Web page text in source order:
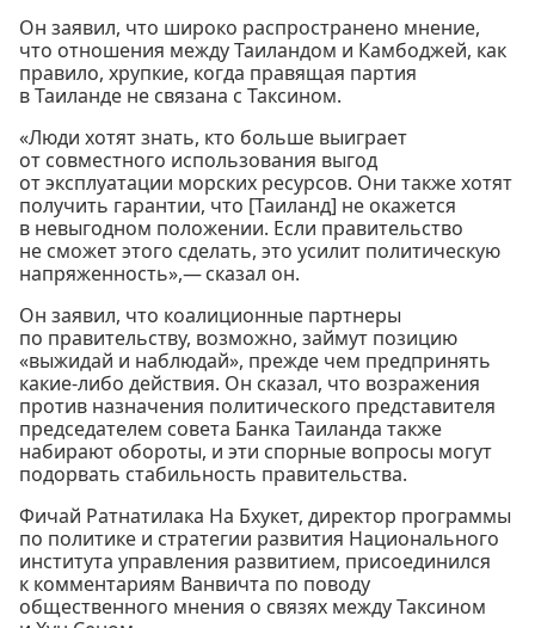
Он заявил, что широко распространено мнение,
что отношения между Таиландом и Камбоджей, как
правило, хрупкие, когда правящая партия
в Таиланде не связана с Таксином.
«Люди хотят знать, кто больше выиграет
от совместного использования выгод
от эксплуатации морских ресурсов. Они также хотят
получить гарантии, что [Таиланд] не окажется
в невыгодном положении. Если правительство
не сможет этого сделать, это усилит политическую
напряженность»,— сказал он.
Он заявил, что коалиционные партнеры
по правительству, возможно, займут позицию
«выжидай и наблюдай», прежде чем предпринять
какие-либо действия. Он сказал, что возражения
против назначения политического представителя
председателем совета Банка Таиланда также
набирают обороты, и эти спорные вопросы могут
подорвать стабильность правительства.
Фичай Ратнатилака На Бхукет, директор программы
по политике и стратегии развития Национального
института управления развитием, присоединился
к комментариям Ванвичта по поводу
общественного мнения о связях между Таксином